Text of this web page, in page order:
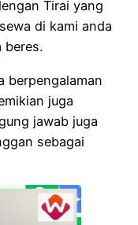
Tirai yang
di kami anda
beres.
berpengalaman
juga
jawab juga
sebagai